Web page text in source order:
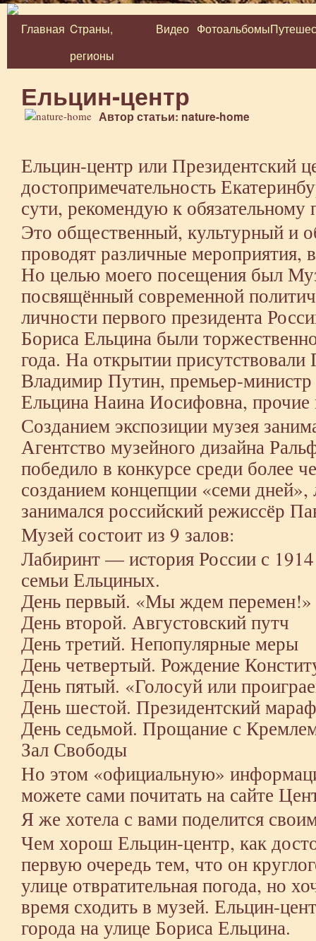
Перейти
Главная Cтраны,
регионы
Видео Фотоальбомы
Ельцин-центр
Автор статьи: nature-home
Ельцин-центр или Президентский
достопримечательность
сути, рекомендую к
Это общественный, культурный и
проводят различные мероприятия,
Но целью моего посещения был
посвящённый современной
личности первого президента
Бориса Ельцина были
года. На открытии присутствовали
Владимир Путин, премьер-
Ельцина Наина Иосифовна, прочие
Созданием экспозиции музея
Агентство музейного дизайна
победило в конкурсе среди более
созданием концепции «семи
занимался российский режиссёр
Музей состоит из 9 залов:
Лабиринт — история России с
семьи Ельциных.
День первый. «Мы ждем перемен!»
День второй. Августовский путч
День третий. Непопулярные меры
День четвертый. Рождение
День пятый. «Голосуй или
День шестой. Президентский
День седьмой. Прощание с
Зал Свободы
Но этом «официальную»
можете сами почитать на сайте
Я же хотела с вами поделится
Чем хорош Ельцин-центр, как
первую очередь тем, что он
улице отвратительная погода, но
время сходить в музей. Ельцин-
города на улице Бориса Ельцина.